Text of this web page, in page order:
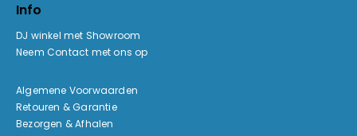
Info
DJ winkel met Showroom
Neem Contact met ons op
Algemene Voorwaarden
Retouren & Garantie
Bezorgen & Afhalen